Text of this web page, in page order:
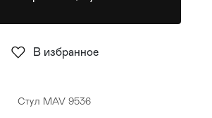
Стул MAV 9536
В избранное